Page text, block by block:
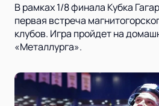
В рамках 1/8 финала Кубка
первая встреча
клубов. Игра пройдет на
«Металлурга».